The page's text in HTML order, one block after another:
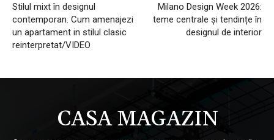
Stilul mixt în designul
contemporan. Cum amenajezi
un apartament in stilul clasic
reinterpretat/VIDEO
Milano Design Week 2026:
teme centrale și tendințe în
designul de interior
CASA MAGAZIN